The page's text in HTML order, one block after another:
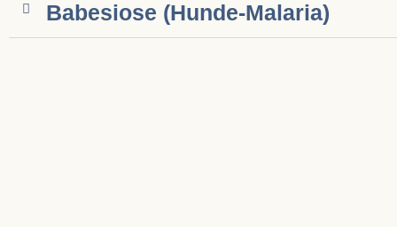
Babesiose ­(Hunde-Malaria)